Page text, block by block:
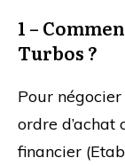
1 –
Turbos ?
Pour
ordre
financier